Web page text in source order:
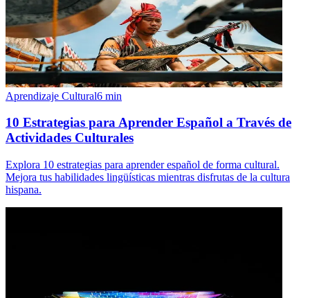
Aprendizaje Cultural6 min
10 Estrategias para Aprender Español a Través de
Actividades Culturales
Explora 10 estrategias para aprender español de forma cultural.
Mejora tus habilidades lingüísticas mientras disfrutas de la cultura
hispana.